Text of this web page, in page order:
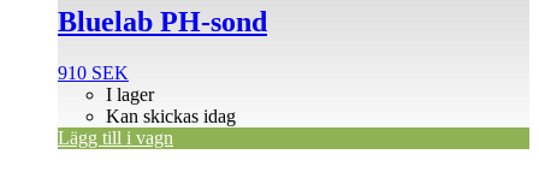
Bluelab PH-sond
910 SEK
I lager
Kan skickas idag
Lägg till i vagn